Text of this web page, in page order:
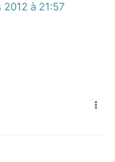
2012 à 21:57